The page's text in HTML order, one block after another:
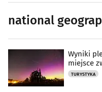
national
Wyniki
miejsce
TURYSTYKA